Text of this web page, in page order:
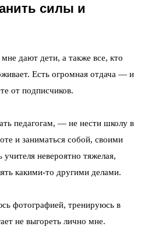
силы и
дают дети, а также все, кто
Есть огромная отдача — и
от подписчиков.
педагогам, — не нести школу в
и заниматься собой, своими
невероятно тяжелая,
какими-то другими делами.
фотографией, тренируюсь в
не выгореть лично мне.